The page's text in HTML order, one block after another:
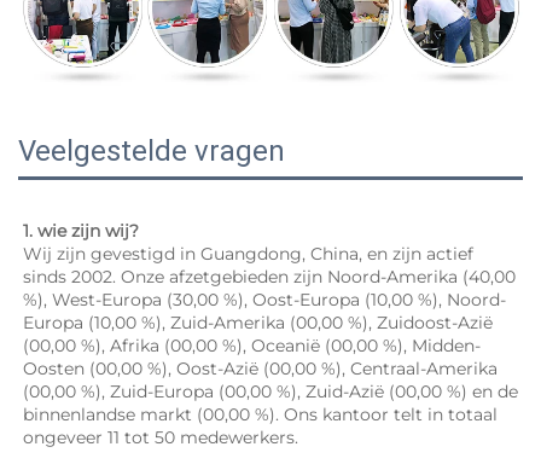
Veelgestelde vragen
1. wie zijn wij?
Wij zijn gevestigd in Guangdong, China, en zijn actief
sinds 2002. Onze afzetgebieden zijn Noord-Amerika (40,00
%), West-Europa (30,00 %), Oost-Europa (10,00 %), Noord-
Europa (10,00 %), Zuid-Amerika (00,00 %), Zuidoost-Azië
(00,00 %), Afrika (00,00 %), Oceanië (00,00 %), Midden-
Oosten (00,00 %), Oost-Azië (00,00 %), Centraal-Amerika
(00,00 %), Zuid-Europa (00,00 %), Zuid-Azië (00,00 %) en de
binnenlandse markt (00,00 %). Ons kantoor telt in totaal
ongeveer 11 tot 50 medewerkers.